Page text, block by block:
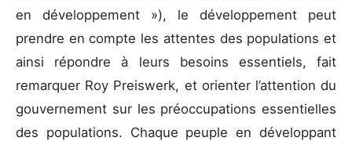
en développement »), le développement peut
prendre en compte les attentes des populations et
ainsi répondre à leurs besoins essentiels, fait
remarquer Roy Preiswerk, et orienter l’attention du
gouvernement sur les préoccupations essentielles
des populations. Chaque peuple en développant